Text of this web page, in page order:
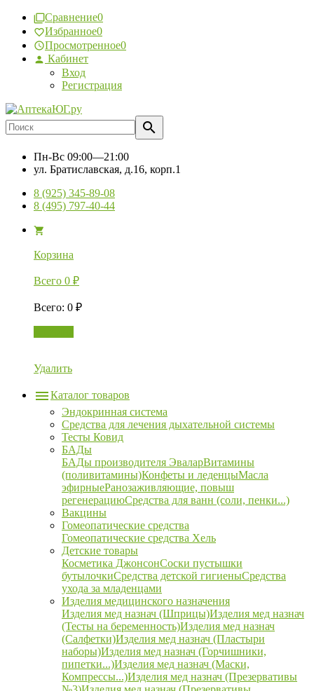
Сравнение0
Избранное0
Просмотренное0
Кабинет
Вход
Регистрация
Пн-Вс 09:00—21:00
ул. Братиславская, д.16, корп.1
8 (925) 345-89-08
8 (495) 797-40-44
Корзина
Всего 0 ₽
Всего: 0 ₽
Удалить
Каталог товаров
Эндокринная система
Средства для лечения дыхательной системы
Тесты Ковид
БАДы
БАДы производителя ЭваларВитамины
(поливитамины)Конфеты и леденцыМасла
эфирныеРанозаживляющие, повыш
регенерациюСредства для ванн (соли, пенки...)
Вакцины
Гомеопатические средства
Гомеопатические средства Хель
Детские товары
Косметика ДжонсонСоски пустышки
бутылочкиСредства детской гигиеныСредства
ухода за младенцами
Изделия медицинского назначения
Изделия мед назнач (Шприцы)Изделия мед назнач
(Тесты на беременность)Изделия мед назнач
(Салфетки)Изделия мед назнач (Пластыри
наборы)Изделия мед назнач (Горчишники,
пипетки...)Изделия мед назнач (Маски,
Компрессы...)Изделия мед назнач (Презервативы